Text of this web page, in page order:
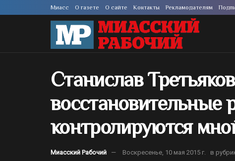
Миасс О газете О сайте Контакты Рекламодателям
Станислав
восстановительные
контролируются
Миасский Рабочий Воскресенье, 10 мая 2015 г. в